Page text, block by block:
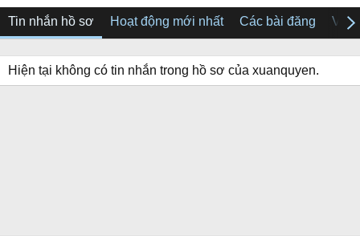
Tin nhắn hồ sơ Hoạt động mới nhất Các bài đăng Về
Hiện tại không có tin nhắn trong hồ sơ của xuanquyen.